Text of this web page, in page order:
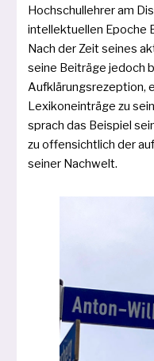
Hochschullehrer am
intel­lek­tu­el­len Epoche
Nach der Zeit sei­nes
sei­ne Beiträge jedoch
Aufklärungsrezeption,
Lexikoneinträge zu
sprach das Beispiel
zu offen­sicht­lich der
sei­ner Nachwelt.